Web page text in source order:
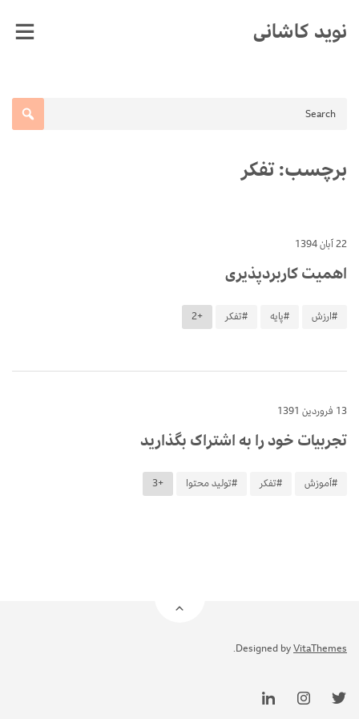
content
نوید کاشانی
برچسب:تفکر
22 آبان 1394
اهمیت کاربردپذیری
#ارزش #پایه #تفکر +2
13 فروردین 1391
تجربیات خود را به اشتراک بگذارید
#آموزش #تفکر #تولید محتوا +3
Designed byVitaThemes
.